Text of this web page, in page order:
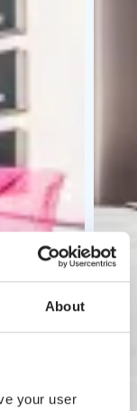
About
your user